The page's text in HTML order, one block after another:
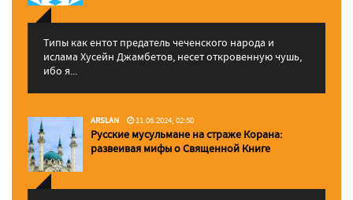
Типы как ентот предатель чеченского народа и
ислама Хусейн Джамбетов, несет откровенную чушь,
ибо я...
ARSLAN 11.06.2024, 02:50
Русские мусульмане на страже Корана:
pазвеивая мифы о Священной Книге